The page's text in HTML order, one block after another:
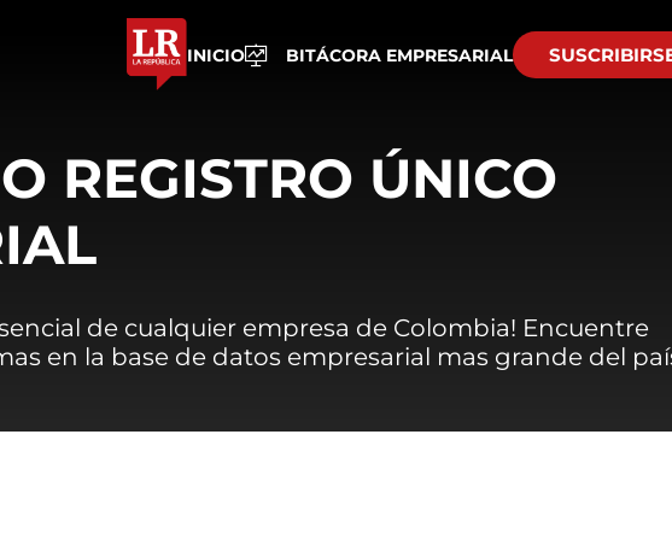
INICIO BITÁCORA EMPRESARIAL
REGISTRO ÚNICO
de cualquier empresa de Colombia! Encuentre
en la base de datos empresarial mas grande del